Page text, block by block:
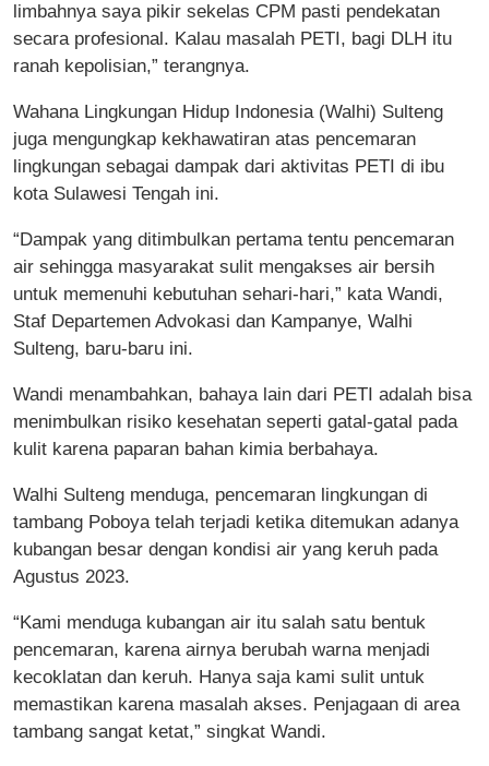
limbahnya saya pikir sekelas CPM pasti pendekatan
secara profesional. Kalau masalah PETI, bagi DLH itu
ranah kepolisian,” terangnya.
Wahana Lingkungan Hidup Indonesia (Walhi) Sulteng
juga mengungkap kekhawatiran atas pencemaran
lingkungan sebagai dampak dari aktivitas PETI di ibu
kota Sulawesi Tengah ini.
“Dampak yang ditimbulkan pertama tentu pencemaran
air sehingga masyarakat sulit mengakses air bersih
untuk memenuhi kebutuhan sehari-hari,” kata Wandi,
Staf Departemen Advokasi dan Kampanye, Walhi
Sulteng, baru-baru ini.
Wandi menambahkan, bahaya lain dari PETI adalah bisa
menimbulkan risiko kesehatan seperti gatal-gatal pada
kulit karena paparan bahan kimia berbahaya.
Walhi Sulteng menduga, pencemaran lingkungan di
tambang Poboya telah terjadi ketika ditemukan adanya
kubangan besar dengan kondisi air yang keruh pada
Agustus 2023.
“Kami menduga kubangan air itu salah satu bentuk
pencemaran, karena airnya berubah warna menjadi
kecoklatan dan keruh. Hanya saja kami sulit untuk
memastikan karena masalah akses. Penjagaan di area
tambang sangat ketat,” singkat Wandi.